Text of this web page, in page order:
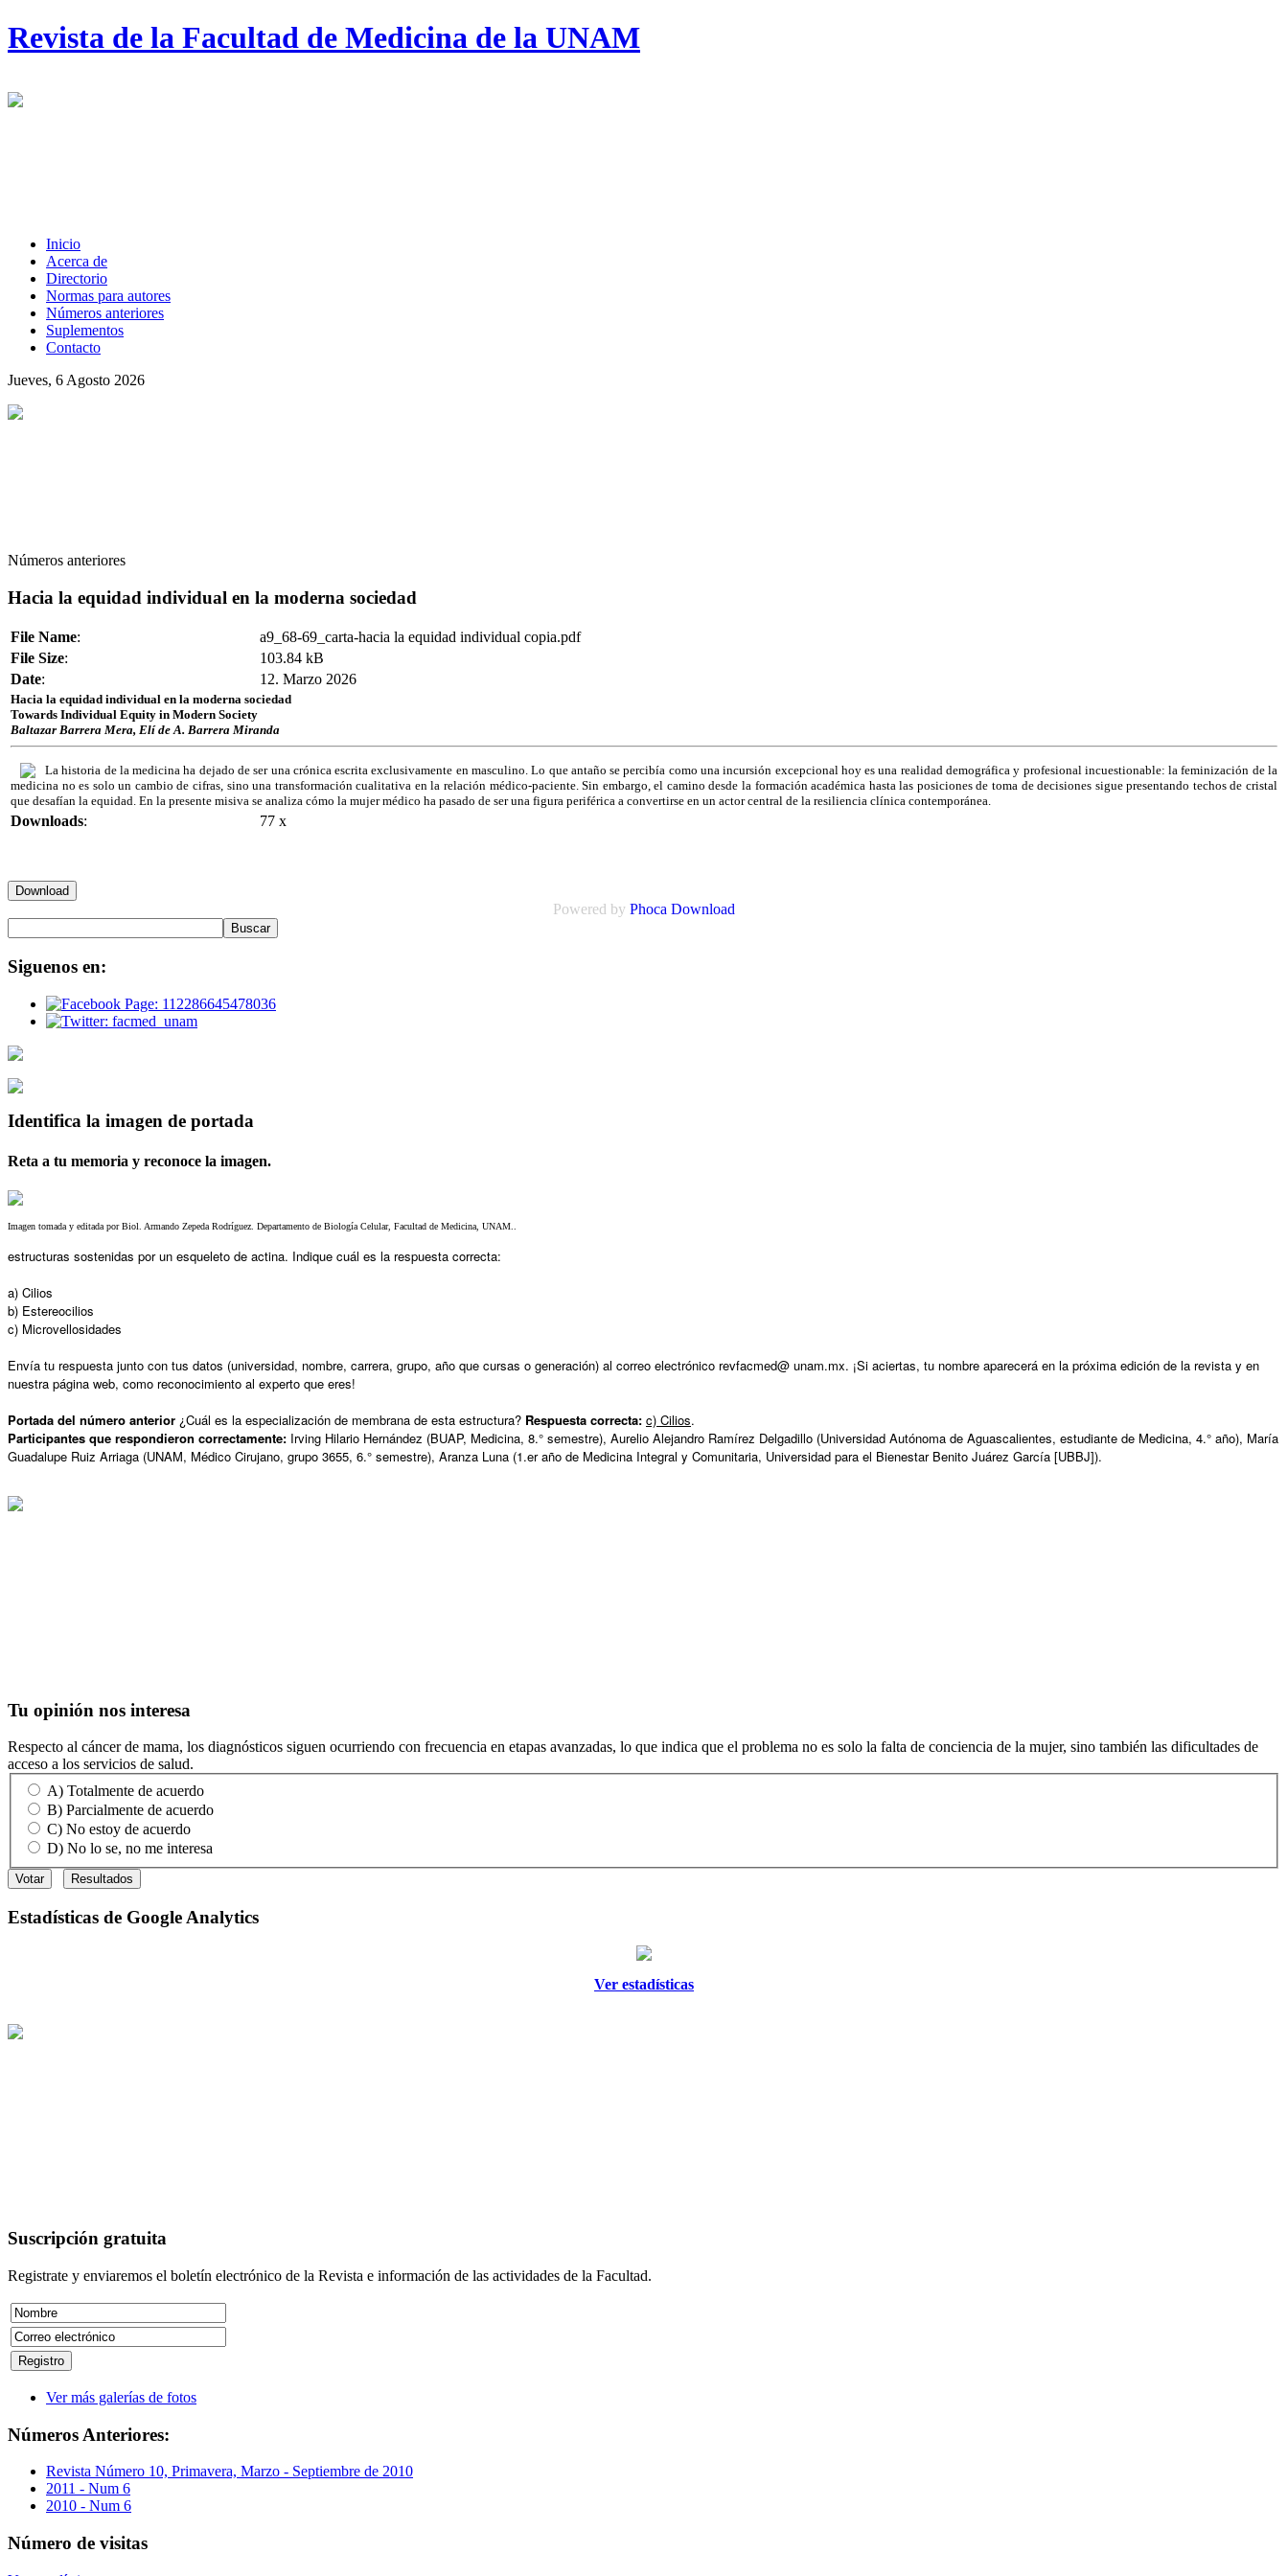
Revista de la Facultad de Medicina de la UNAM
Inicio
Acerca de
Directorio
Normas para autores
Números anteriores
Suplementos
Contacto
Jueves, 6 Agosto 2026
Números anteriores
Hacia la equidad individual en la moderna sociedad
File Name:
a9_68-69_carta-hacia la equidad individual copia.pdf
File Size:
103.84 kB
Date: 12. Marzo 2026
Hacia la equidad individual en la moderna sociedad
Towards Individual Equity in Modern Society
Baltazar Barrera Mera, Elí de A. Barrera Miranda
La historia de la medicina ha dejado de ser una crónica escrita exclusivamente en masculino. Lo que antaño se percibía como una incursión excepcional hoy es una realidad demográfica y profesional incuestionable: la feminización de la
medicina no es solo un cambio de cifras, sino una transformación cualitativa en la relación médico-paciente. Sin embargo, el camino desde la formación académica hasta las posiciones de toma de decisiones sigue presentando techos de cristal
que desafían la equidad. En la presente misiva se analiza cómo la mujer médico ha pasado de ser una figura periférica a convertirse en un actor central de la resiliencia clínica contemporánea.
Downloads: 77 x
Powered by Phoca Download
Siguenos en:
Identifica la imagen de portada
Reta a tu memoria y reconoce la imagen.
Imagen tomada y editada por Biol. Armando Zepeda Rodríguez. Departamento de Biología Celular, Facultad de Medicina, UNAM..
estructuras sostenidas por un esqueleto de actina. Indique cuál es la respuesta correcta:
a) Cilios
b) Estereocilios
c) Microvellosidades
Envía tu respuesta junto con tus datos (universidad, nombre, carrera, grupo, año que cursas o generación) al correo electrónico revfacmed@ unam.mx. ¡Si aciertas, tu nombre aparecerá en la próxima edición de la revista y en
nuestra página web, como reconocimiento al experto que eres!
Portada del número anterior ¿Cuál es la especialización de membrana de esta estructura? Respuesta correcta: c) Cilios.
Participantes que respondieron correctamente: Irving Hilario Hernández (BUAP, Medicina, 8.° semestre), Aurelio Alejandro Ramírez Delgadillo (Universidad Autónoma de Aguascalientes, estudiante de Medicina, 4.° año), María
Guadalupe Ruiz Arriaga (UNAM, Médico Cirujano, grupo 3655, 6.° semestre), Aranza Luna (1.er año de Medicina Integral y Comunitaria, Universidad para el Bienestar Benito Juárez García [UBBJ]).
Tu opinión nos interesa
Respecto al cáncer de mama, los diagnósticos siguen ocurriendo con frecuencia en etapas avanzadas, lo que indica que el problema no es solo la falta de conciencia de la mujer, sino también las dificultades de
acceso a los servicios de salud.
A) Totalmente de acuerdo
B) Parcialmente de acuerdo
C) No estoy de acuerdo
D) No lo se, no me interesa
Estadísticas de Google Analytics
Ver estadísticas
Suscripción gratuita
Registrate y enviaremos el boletín electrónico de la Revista e información de las actividades de la Facultad.
Ver más galerías de fotos
Números Anteriores:
Revista Número 10, Primavera, Marzo - Septiembre de 2010
2011 - Num 6
2010 - Num 6
Número de visitas